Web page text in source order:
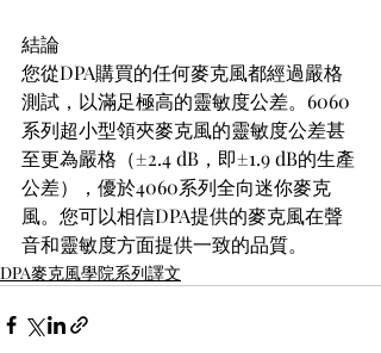
結論
您從DPA購買的任何麥克風都經過嚴格
測試，以滿足極高的靈敏度公差。6060
系列超小型領夾麥克風的靈敏度公差甚
至更為嚴格（±2.4 dB，即±1.9 dB的生產
公差），優於4060系列全向迷你麥克
風。您可以相信DPA提供的麥克風在聲
音和靈敏度方面提供一致的品質。
DPA麥克風學院系列譯文